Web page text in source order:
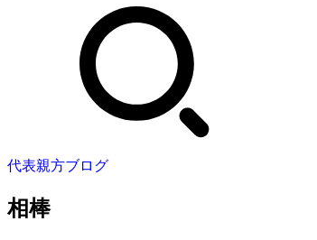
代表親方ブログ
相棒